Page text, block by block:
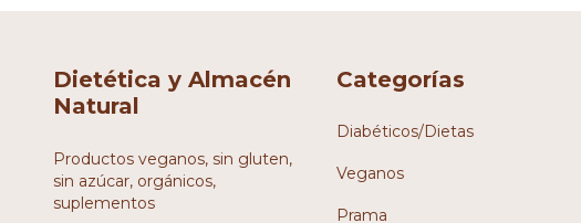
Dietética y Almacén
Natural
Productos veganos, sin gluten,
sin azúcar, orgánicos,
suplementos
Categorías
Diabéticos/Dietas
Veganos
Prama